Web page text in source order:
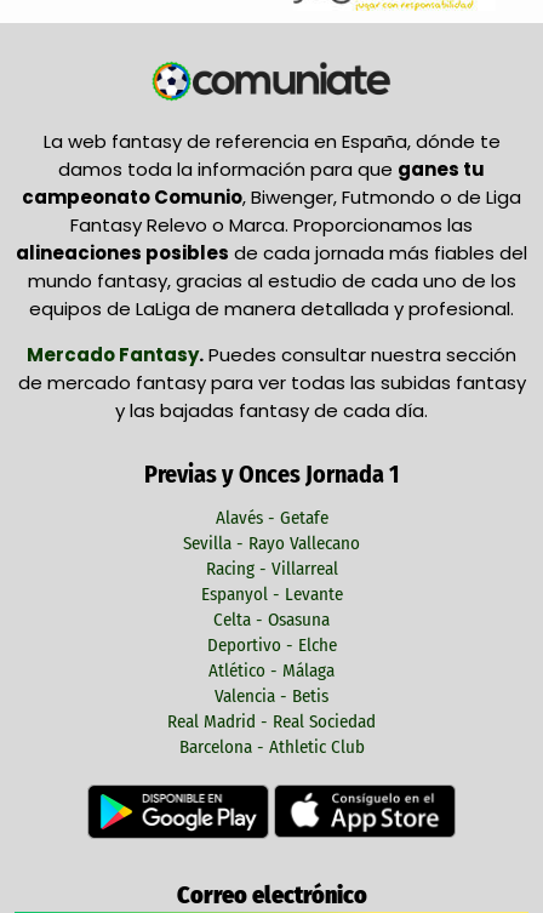
La web fantasy de referencia en España, dónde te
damos toda la información para que ganes tu
campeonato Comunio, Biwenger, Futmondo o de Liga
Fantasy Relevo o Marca. Proporcionamos las
alineaciones posibles de cada jornada más fiables del
mundo fantasy, gracias al estudio de cada uno de los
equipos de LaLiga de manera detallada y profesional.
Mercado Fantasy.Puedes consultar nuestra sección
de mercado fantasy para ver todas las subidas fantasy
y las bajadas fantasy de cada día.
Previas y Onces Jornada 1
Alavés - Getafe
Sevilla - Rayo Vallecano
Racing - Villarreal
Espanyol - Levante
Celta - Osasuna
Deportivo - Elche
Atlético - Málaga
Valencia - Betis
Real Madrid - Real Sociedad
Barcelona - Athletic Club
Correo electrónico